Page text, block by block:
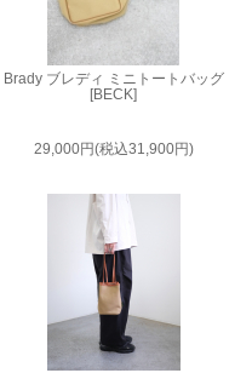
Brady ブレディ ミニトートバッグ
[BECK]
29,000円(税込31,900円)